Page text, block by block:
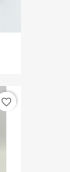
favorite_border